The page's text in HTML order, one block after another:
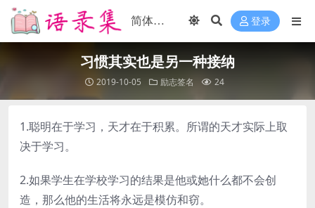
登录
习惯其实也是另一种接纳
2019-10-05 励志签名 24
1.聪明在于学习，天才在于积累。所谓的天才实际上取
决于学习。
2.如果学生在学校学习的结果是他或她什么都不会创
造，那么他的生活将永远是模仿和窃。